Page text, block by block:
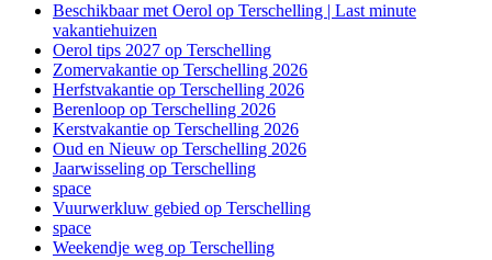
Beschikbaar met Oerol op Terschelling | Last minute
vakantiehuizen
Oerol tips 2027 op Terschelling
Zomervakantie op Terschelling 2026
Herfstvakantie op Terschelling 2026
Berenloop op Terschelling 2026
Kerstvakantie op Terschelling 2026
Oud en Nieuw op Terschelling 2026
Jaarwisseling op Terschelling
space
Vuurwerkluw gebied op Terschelling
space
Weekendje weg op Terschelling